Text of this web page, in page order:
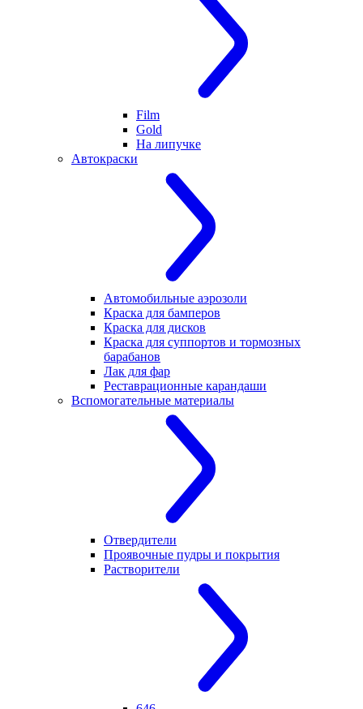
Film
Gold
На липучке
Автокраски
Автомобильные аэрозоли
Краска для бамперов
Краска для дисков
Краска для суппортов и тормозных
барабанов
Лак для фар
Реставрационные карандаши
Вспомогательные материалы
Отвердители
Проявочные пудры и покрытия
Растворители